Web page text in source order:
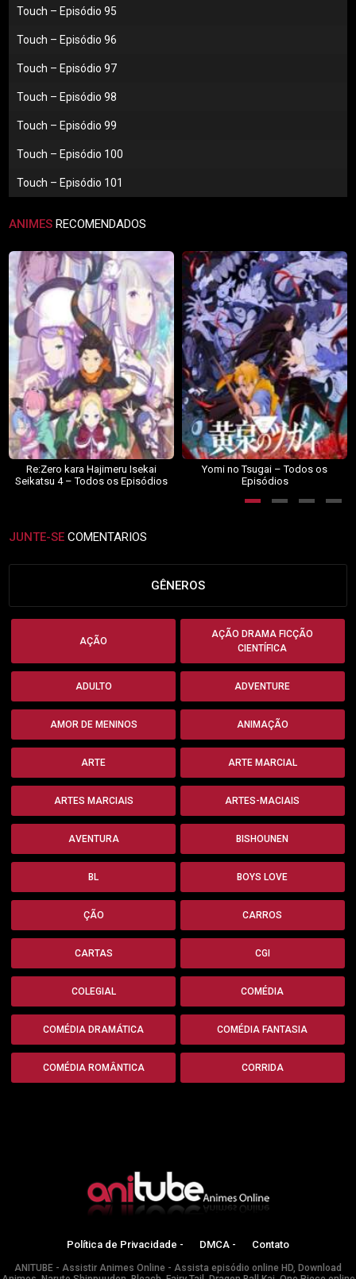
Touch – Episódio 95
Touch – Episódio 96
Touch – Episódio 97
Touch – Episódio 98
Touch – Episódio 99
Touch – Episódio 100
Touch – Episódio 101
ANIMES RECOMENDADOS
Re:Zero kara Hajimeru Isekai
Seikatsu 4 – Todos os Episódios
Yomi no Tsugai – Todos os
Episódios
JUNTE-SE COMENTARIOS
GÊNEROS
AÇÃO
AÇÃO DRAMA FICÇÃO
CIENTÍFICA
ADULTO ADVENTURE
AMOR DE MENINOS ANIMAÇÃO
ARTE ARTE MARCIAL
ARTES MARCIAIS ARTES-MACIAIS
AVENTURA BISHOUNEN
BL BOYS LOVE
ÇÃO CARROS
CARTAS CGI
COLEGIAL COMÉDIA
COMÉDIA DRAMÁTICA COMÉDIA FANTASIA
COMÉDIA ROMÂNTICA CORRIDA
Política de Privacidade - DMCA - Contato
ANITUBE - Assistir Animes Online - Assista episódio online HD, Download